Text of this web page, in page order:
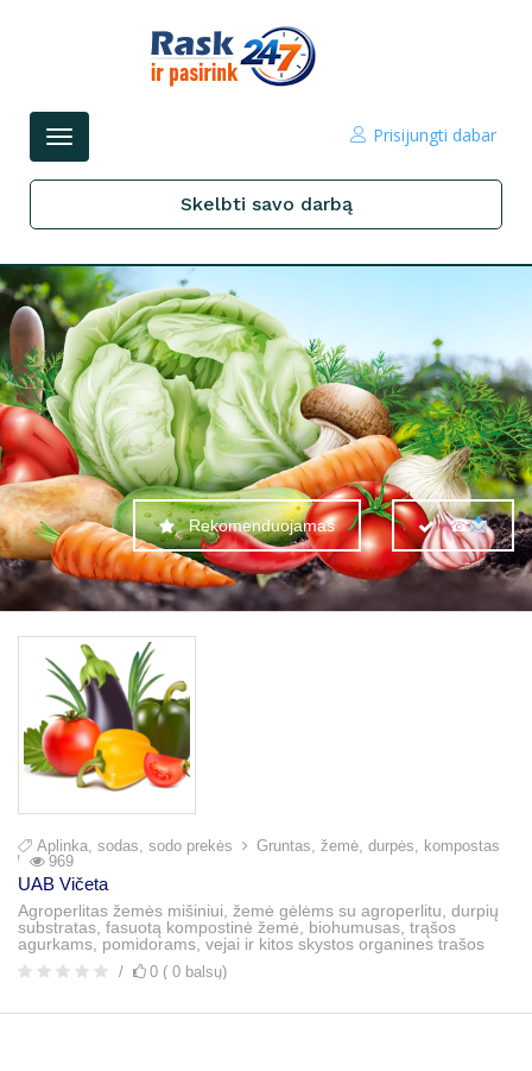
Perjungti
Prisijungti dabar
Skelbti savo darbą
Rekomenduojamas ☎
Aplinka, sodas, sodo prekės
Gruntas, žemė, durpės, kompostas
969
UAB Vičeta
Agroperlitas žemės mišiniui, žemė gėlėms su agroperlitu, durpių
substratas, fasuotą kompostinė žemė, biohumusas, trąšos
agurkams, pomidorams, vejai ir kitos skystos organines trašos
0 ( 0 balsų)